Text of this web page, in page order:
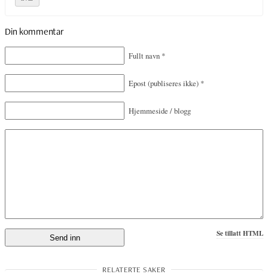
Din kommentar
Fullt navn *
Epost(publiseres ikke) *
Hjemmeside / blogg
Se tillatt HTML